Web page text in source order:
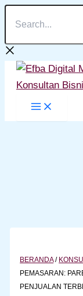
konten
Search...
BERANDA/
PEMASARAN:
PENJUALAN